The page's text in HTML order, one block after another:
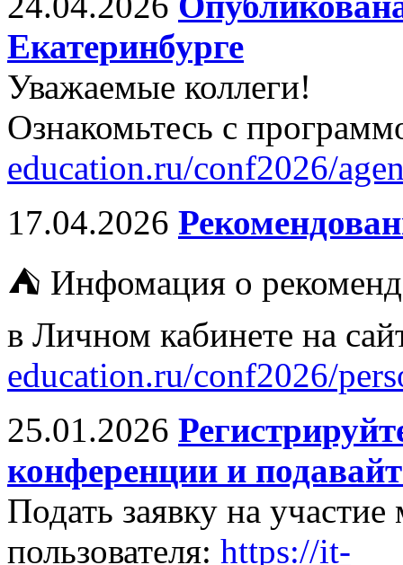
Екатеринбурге
Уважаемые коллеги!
Ознакомьтесь с
education.ru/conf2026/
17.04.2026
⛺ Инфомация о
в Личном кабинете на
education.ru/conf2026/
25.01.2026
конференции и
Подать заявку на
пользователя: https://it-